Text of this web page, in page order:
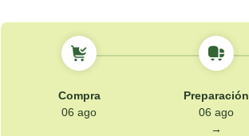
Compra
06 ago
Preparación
06 ago
→